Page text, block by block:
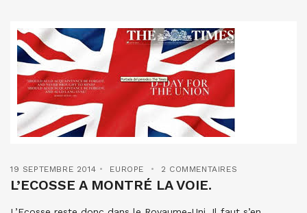
19 SEPTEMBRE 2014 EUROPE 2 COMMENTAIRES
L’ECOSSE A MONTRÉ LA VOIE.